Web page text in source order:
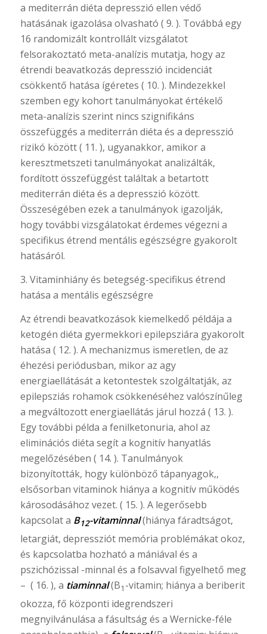
a mediterrán diéta depresszió ellen védő
hatásának igazolása olvasható ( 9. ). Továbbá egy
16 randomizált kontrollált vizsgálatot
felsorakoztató meta-analízis mutatja, hogy az
étrendi beavatkozás depresszió incidenciát
csökkentő hatása ígéretes ( 10. ). Mindezekkel
szemben egy kohort tanulmányokat értékelő
meta-analízis szerint nincs szignifikáns
összefüggés a mediterrán diéta és a depresszió
rizikó között ( 11. ), ugyanakkor, amikor a
keresztmetszeti tanulmányokat analizálták,
fordított összefüggést találtak a betartott
mediterrán diéta és a depresszió között.
Összeségében ezek a tanulmányok igazolják,
hogy további vizsgálatokat érdemes végezni a
specifikus étrend mentális egészségre gyakorolt
hatásáról.
3. Vitaminhiány és betegség-specifikus étrend
hatása a mentális egészségre
Az étrendi beavatkozások kiemelkedő példája a
ketogén diéta gyermekkori epilepsziára gyakorolt
hatása ( 12. ). A mechanizmus ismeretlen, de az
éhezési periódusban, mikor az agy
energiaellátását a ketontestek szolgáltatják, az
epilepsziás rohamok csökkenéséhez valószínűleg
a megváltozott energiaellátás járul hozzá ( 13. ).
Egy további példa a fenilketonuria, ahol az
eliminációs diéta segít a kognitív hanyatlás
megelőzésében ( 14. ). Tanulmányok
bizonyították, hogy különböző tápanyagok,,
elsősorban vitaminok hiánya a kognitív működés
károsodásához vezet. ( 15. ). A legerősebb
kapcsolat a B12-vitaminnal(hiánya fáradtságot,
letargiát, depressziót memória problémákat okoz,
és kapcsolatba hozható a mániával és a
pszichózissal -minnal és a folsavval figyelhető meg
– ( 16. ), a tiaminnal(B1 -vitamin; hiánya a beriberit
okozza, fő központi idegrendszeri
megnyilvánulása a fásultság és a Wernicke-féle